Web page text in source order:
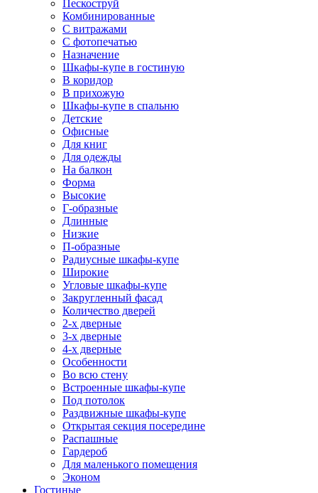
Пескоструй
Комбинированные
С витражами
С фотопечатью
Назначение
Шкафы-купе в гостиную
В коридор
В прихожую
Шкафы-купе в спальню
Детские
Офисные
Для книг
Для одежды
На балкон
Форма
Высокие
Г-образные
Длинные
Низкие
П-образные
Радиусные шкафы-купе
Широкие
Угловые шкафы-купе
Закругленный фасад
Количество дверей
2-х дверные
3-х дверные
4-х дверные
Особенности
Во всю стену
Встроенные шкафы-купе
Под потолок
Раздвижные шкафы-купе
Открытая секция посередине
Распашные
Гардероб
Для маленького помещения
Эконом
Гостиные